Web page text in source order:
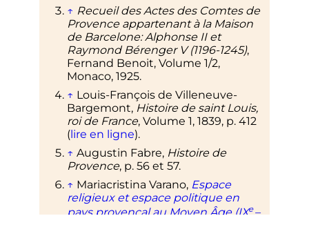
↑ Recueil des Actes des Comtes de
Provence appartenant à la Maison
de Barcelone:Alphonse IIet
Raymond Bérenger V(1196-1245),
Fernand Benoit, Volume 1/2,
Monaco, 1925.
↑ Louis-François de Villeneuve-
Bargemont, Histoire de saint Louis,
roi de France, Volume 1, 1839, p. 412
(lire en ligne).
↑ Augustin Fabre, Histoire de
Provence, p. 56 et 57.
↑ Mariacristina Varano, Espace
religieux et espace politique en
pays provençal au Moyen Âge (IXe–